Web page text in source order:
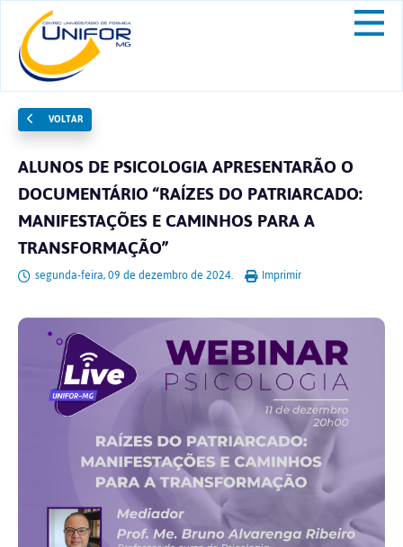
VOLTAR
ALUNOS DE PSICOLOGIA APRESENTARÃO O
DOCUMENTÁRIO “RAÍZES DO PATRIARCADO:
MANIFESTAÇÕES E CAMINHOS PARA A
TRANSFORMAÇÃO”
segunda-feira, 09 de dezembro de 2024. Imprimir